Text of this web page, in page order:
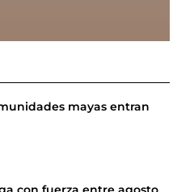
mayas entran